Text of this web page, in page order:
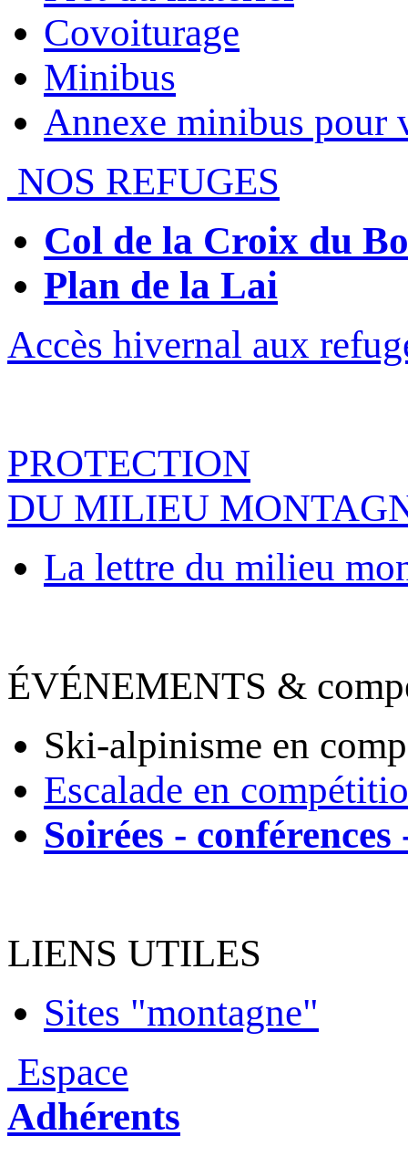
Covoiturage
Minibus
Annexe minibus pour
NOS REFUGES
Col de la Croix du
Plan de la Lai
Accès hivernal aux
PROTECTION
DU MILIEU
La lettre du milieu
ÉVÉNEMENTS &
Ski-alpinisme en
Escalade en
Soirées - conférences
LIENS UTILES
Sites "montagne"
Espace
Adhérents